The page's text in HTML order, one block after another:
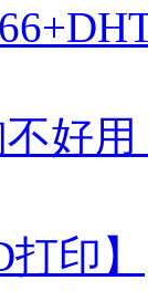
好
印】